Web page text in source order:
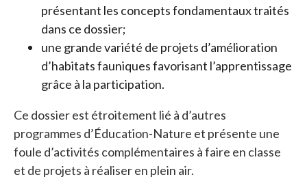
présentant les concepts fondamentaux traités
dans ce dossier;
une grande variété de projets d’amélioration
d’habitats fauniques favorisant l’apprentissage
grâce à la participation.
Ce dossier est étroitement lié à d’autres
programmes d’Éducation-Nature et présente une
foule d’activités complémentaires à faire en classe
et de projets à réaliser en plein air.